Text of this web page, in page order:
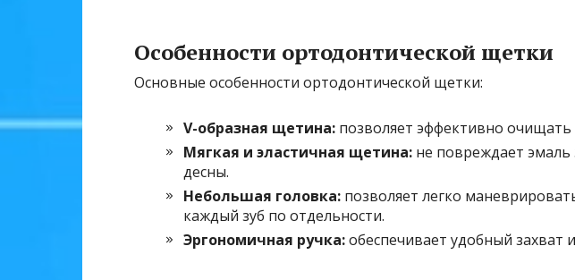
Особенности ортодонтической щетки
Основные особенности ортодонтической щетки:
V-образная щетина: позволяет эффективно очищать
Мягкая и эластичная щетина: не повреждает эмаль
десны.
Небольшая головка: позволяет легко
каждый зуб по отдельности.
Эргономичная ручка:обеспечивает удобный захват